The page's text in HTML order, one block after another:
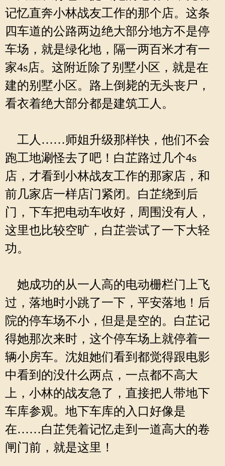
记忆直奔小林战友工作的那个店。这条
四车道的公路两边绝大部分地方不是停
车场，就是绿化地，隔一两百米才有一
家4s店。这附近除了别墅小区，就是在
建的别墅小区。路上倒毙的无头丧尸，
看衣着绝大部分都是建筑工人。
工人……师姐升级那样快，他们不会
跑工地涮怪去了吧！白芷路过几个4s
店，才看到小林战友工作的那家店，和
前几家店一样店门紧闭。白芷绕到后
门，下车把电动车收好，周围没有人，
这里也比较空旷，白芷尝试了一下大轻
功。
她成功的从一人高的电动栅栏门上飞
过，落地时小跳了一下，平安落地！后
院的停车场不小，但是是空的。白芷记
得她那次来时，这个停车场上就停着一
辆小房车。沈姐她们看到都觉得跟电影
中看到的没什么两点，一点都不高大
上，小林的战友急了，直接把人带地下
车库参观。地下车库的入口好像是
在……白芷凭着记忆走到一道高大的卷
闸门前，就是这里！